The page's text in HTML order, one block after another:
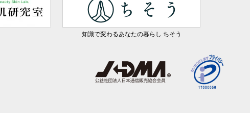
知識で変わるあなたの暮らし ちそう